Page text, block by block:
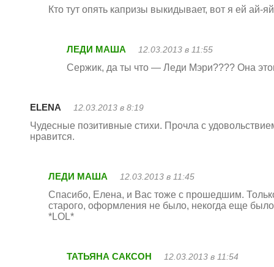
Кто тут опять капризы выкидывает, вот я ей
ЛЕДИ МАША 12.03.2013 в 11:55
Сержик, да ты что — Леди Мэри???? Она
ELENA 12.03.2013 в 8:19
Чудесные позитивные стихи. Прочла с
нравится.
ЛЕДИ МАША 12.03.2013 в 11:45
Спасибо, Елена, и Вас тоже с прошедшим.
старого, оформления не было, некогда еще
*LOL*
ТАТЬЯНА САКСОН 12.03.2013 в 11:54